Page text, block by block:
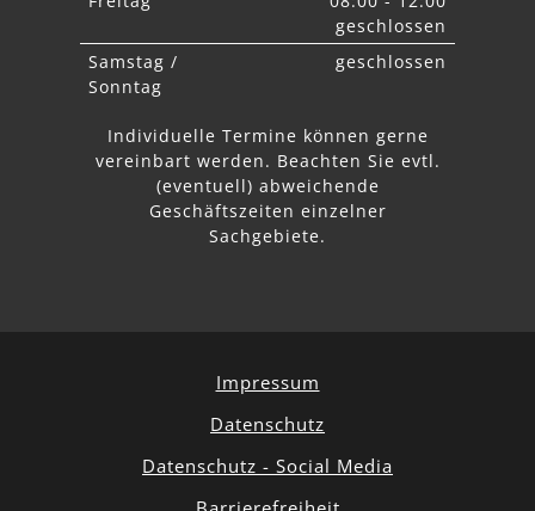
geschlossen
Samstag /
Sonntag
geschlossen
Individuelle Termine können gerne
vereinbart werden. Beachten Sie evtl.
abweichende
Geschäftszeiten einzelner
Sachgebiete.
Impressum
Datenschutz
Datenschutz - Social Media